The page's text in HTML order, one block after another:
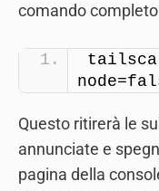
comando
Questo ritirerà le
annunciate e
pagina della